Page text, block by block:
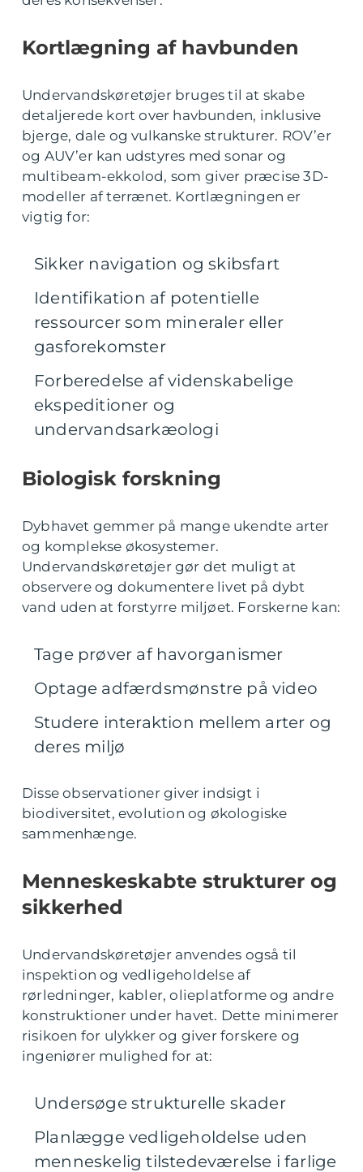
Kortlægning af havbunden
Undervandskøretøjer bruges til at skabe
detaljerede kort over havbunden, inklusive
bjerge, dale og vulkanske strukturer. ROV’er
og AUV’er kan udstyres med sonar og
multibeam-ekkolod, som giver præcise 3D-
modeller af terrænet. Kortlægningen er
vigtig for:
Sikker navigation og skibsfart
Identifikation af potentielle
ressourcer som mineraler eller
gasforekomster
Forberedelse af videnskabelige
ekspeditioner og
undervandsarkæologi
Biologisk forskning
Dybhavet gemmer på mange ukendte arter
og komplekse økosystemer.
Undervandskøretøjer gør det muligt at
observere og dokumentere livet på dybt
vand uden at forstyrre miljøet. Forskerne kan:
Tage prøver af havorganismer
Optage adfærdsmønstre på video
Studere interaktion mellem arter og
deres miljø
Disse observationer giver indsigt i
biodiversitet, evolution og økologiske
sammenhænge.
Menneskeskabte strukturer og
sikkerhed
Undervandskøretøjer anvendes også til
inspektion og vedligeholdelse af
rørledninger, kabler, olieplatforme og andre
konstruktioner under havet. Dette minimerer
risikoen for ulykker og giver forskere og
ingeniører mulighed for at:
Undersøge strukturelle skader
Planlægge vedligeholdelse uden
menneskelig tilstedeværelse i farlige